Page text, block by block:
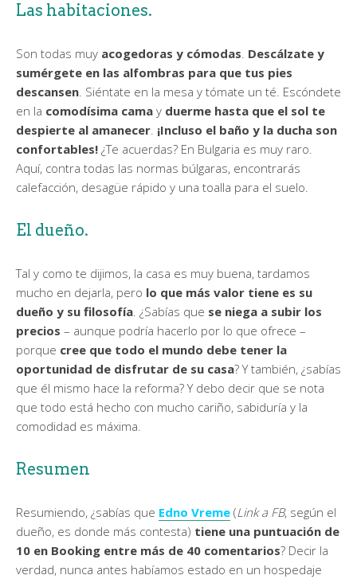
Las habitaciones.
Son todas muy acogedoras y cómodas. Descálzate y
sumérgete en las alfombras para que tus pies
descansen. Siéntate en la mesa y tómate un té. Escóndete
en la comodísima cama y duerme hasta que el sol te
despierte al amanecer. ¡Incluso el baño y la ducha son
confortables! ¿Te acuerdas? En Bulgaria es muy raro.
Aquí, contra todas las normas búlgaras, encontrarás
calefacción, desagüe rápido y una toalla para el suelo.
El dueño.
Tal y como te dijimos, la casa es muy buena, tardamos
mucho en dejarla, pero lo que más valor tiene es su
dueño y su filosofía. ¿Sabías que se niega a subir los
precios – aunque podría hacerlo por lo que ofrece –
porque cree que todo el mundo debe tener la
oportunidad de disfrutar de su casa? Y también, ¿sabías
que él mismo hace la reforma? Y debo decir que se nota
que todo está hecho con mucho cariño, sabiduría y la
comodidad es máxima.
Resumen
Resumiendo, ¿sabías que Edno Vreme (Link a FB, según el
dueño, es donde más contesta) tiene una puntuación de
10 en Booking entre más de 40 comentarios? Decir la
verdad, nunca antes habíamos estado en un hospedaje